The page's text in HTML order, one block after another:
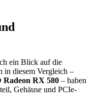
ein Blick auf die
in diesem Vergleich –
Radeon RX 580 – haben
Gehäuse und PCIe-